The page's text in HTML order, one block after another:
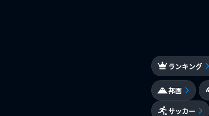
ランキング
邦画
サッカー